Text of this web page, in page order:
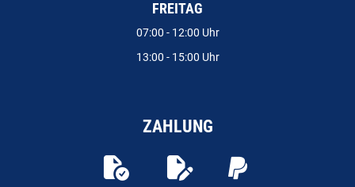
FREITAG
07:00 - 12:00 Uhr
13:00 - 15:00 Uhr
ZAHLUNG